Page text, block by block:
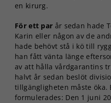
en kirurg.
För ett par år sedan hade
Karin eller någon av de
hade behövt stå i kö till
han fått vänta länge
av att hålla vårdgarantins
halvt år sedan beslöt
tillgängligheten måste öka.
formulerades: Den 1 juni